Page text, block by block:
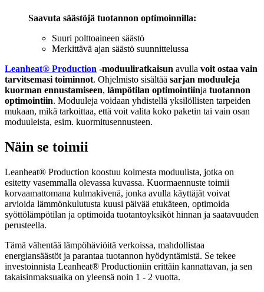
Saavuta säästöjä tuotannon optimoinnilla:
Suuri polttoaineen säästö
Merkittävä ajan säästö suunnittelussa
Leanheat® Production -moduuliratkaisun avulla voit ostaa vain
tarvitsemasi toiminnot. Ohjelmisto sisältää sarjan moduuleja
kuorman ennustamiseen, lämpötilan optimointiinja tuotannon
optimointiin. Moduuleja voidaan yhdistellä yksilöllisten tarpeiden
mukaan, mikä tarkoittaa, että voit valita koko paketin tai vain osan
moduuleista, esim. kuormitusennusteen.
Näin se toimii
Leanheat® Production koostuu kolmesta moduulista, jotka on
esitetty vasemmalla olevassa kuvassa. Kuormaennuste toimii
korvaamattomana kulmakivenä, jonka avulla käyttäjät voivat
arvioida lämmönkulutusta kuusi päivää etukäteen, optimoida
syöttölämpötilan ja optimoida tuotantoyksiköt hinnan ja saatavuuden
perusteella.
Tämä vähentää lämpöhäviöitä verkoissa, mahdollistaa
energiansäästöt ja parantaa tuotannon hyödyntämistä. Se tekee
investoinnista Leanheat® Productioniin erittäin kannattavan, ja sen
takaisinmaksuaika on yleensä noin 1 - 2 vuotta.